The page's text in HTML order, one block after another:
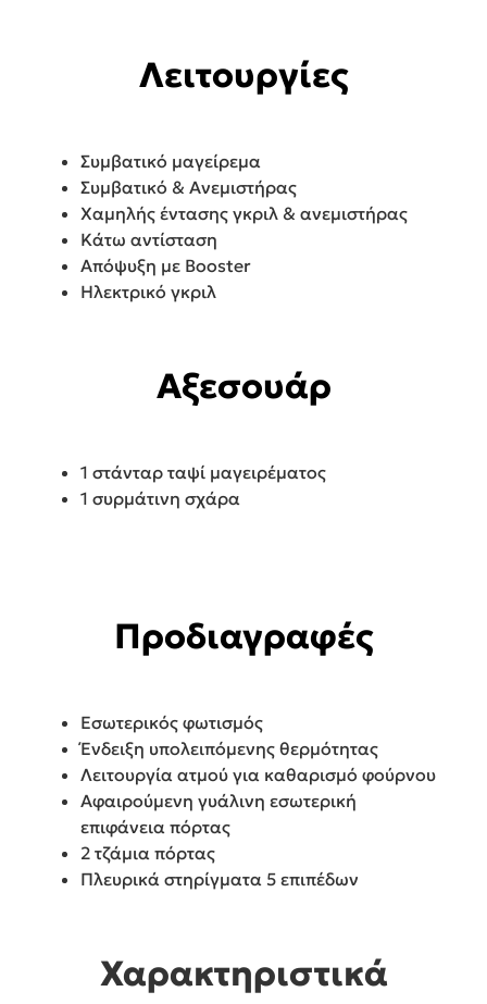
Λειτουργίες
Συμβατικό μαγείρεμα
Συμβατικό & Ανεμιστήρας
Χαμηλής έντασης γκριλ & ανεμιστήρας
Κάτω αντίσταση
Απόψυξη με Booster
Ηλεκτρικό γκριλ
Αξεσουάρ
1 στάνταρ ταψί μαγειρέματος
1 συρμάτινη σχάρα
Προδιαγραφές
Εσωτερικός φωτισμός
Ένδειξη υπολειπόμενης θερμότητας
Λειτουργία ατμού για καθαρισμό φούρνου
Αφαιρούμενη γυάλινη εσωτερική
επιφάνεια πόρτας
2 τζάμια πόρτας
Πλευρικά στηρίγματα 5 επιπέδων
Χαρακτηριστικά